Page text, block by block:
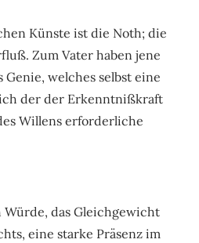
Künste ist die Noth; die
Zum Vater haben jene
Genie, welches selbst eine
der der Erkenntnißkraft
Willens erforderliche
das Gleichgewicht
eine starke Präsenz im